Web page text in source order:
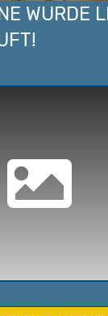
WURDE